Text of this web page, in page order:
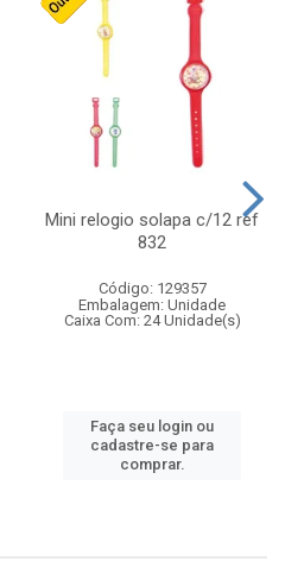
Mini relogio solapa c/12 ref
832
Código: 129357
Embalagem: Unidade
Caixa Com: 24 Unidade(s)
Faça seu login ou
cadastre-se para
comprar.